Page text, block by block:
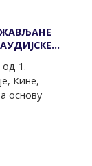
1.
Кине,
основу